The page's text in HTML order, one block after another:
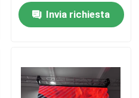
Invia richiesta